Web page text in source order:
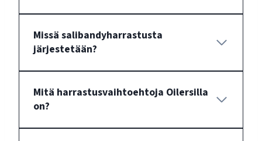
Missä salibandyharrastusta
järjestetään?
Mitä harrastusvaihtoehtoja Oilersilla
on?